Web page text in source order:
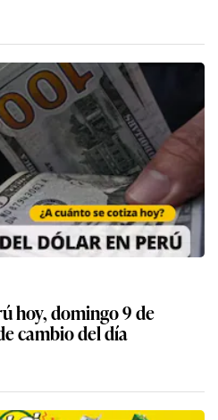
hoy, domingo 9 de
cambio del día